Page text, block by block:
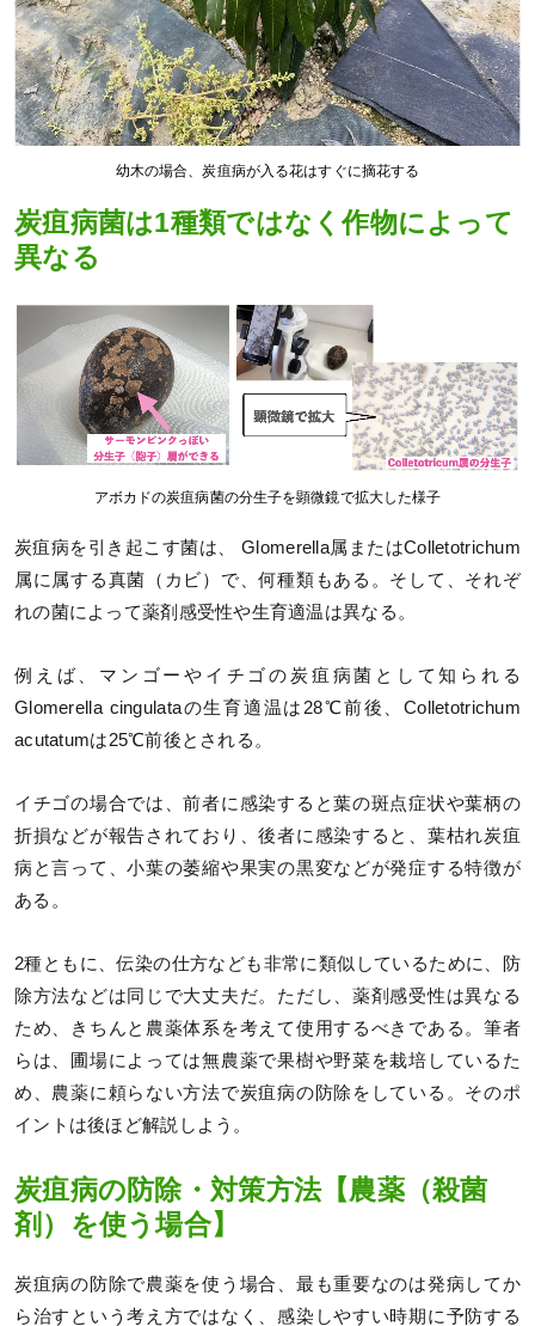
幼木の場合、炭疽病が入る花はすぐに摘花する
炭疽病菌は1種類ではなく作物によって
異なる
アボカドの炭疽病菌の分生子を顕微鏡で拡大した様子
炭疽病を引き起こす菌は、 Glomerella属またはColletotrichum
属に属する真菌（カビ）で、何種類もある。そして、それぞ
れの菌によって薬剤感受性や生育適温は異なる。
例えば、マンゴーやイチゴの炭疽病菌として知られる
Glomerella cingulataの生育適温は28℃前後、Colletotrichum
acutatumは25℃前後とされる。
イチゴの場合では、前者に感染すると葉の斑点症状や葉柄の
折損などが報告されており、後者に感染すると、葉枯れ炭疽
病と言って、小葉の萎縮や果実の黒変などが発症する特徴が
ある。
2種ともに、伝染の仕方なども非常に類似しているために、防
除方法などは同じで大丈夫だ。ただし、薬剤感受性は異なる
ため、きちんと農薬体系を考えて使用するべきである。筆者
らは、圃場によっては無農薬で果樹や野菜を栽培しているた
め、農薬に頼らない方法で炭疽病の防除をしている。そのポ
イントは後ほど解説しよう。
炭疽病の防除・対策方法【農薬（殺菌
剤）を使う場合】
炭疽病の防除で農薬を使う場合、最も重要なのは発病してか
ら治すという考え方ではなく、感染しやすい時期に予防する